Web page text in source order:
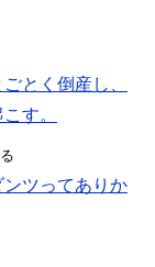
とく倒産し、
す。
ンツってありか